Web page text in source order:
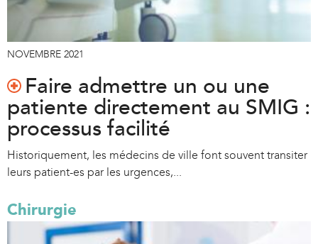
NOVEMBRE 2021
Faire admettre un ou une
patiente directement au SMIG :
processus facilité
Historiquement, les médecins de ville font souvent transiter
leurs patient-es par les urgences,...
Chirurgie